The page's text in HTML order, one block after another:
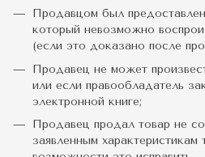
Продавцом был
который невозможно
(если это доказано после
Продавец не может
или если правообладатель
электронной книге;
Продавец продал товар не
заявленным характеристикам